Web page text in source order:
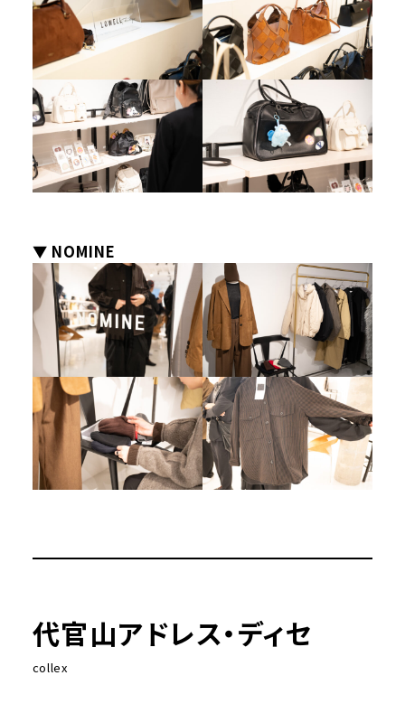
▼ NOMINE
代官山アドレス・ディセ
collex